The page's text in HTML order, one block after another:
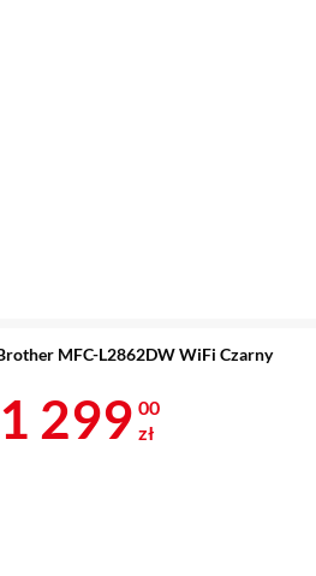
MFC-L2862DW WiFi Czarny
Cena 1 299 zł
1 299 00
zł